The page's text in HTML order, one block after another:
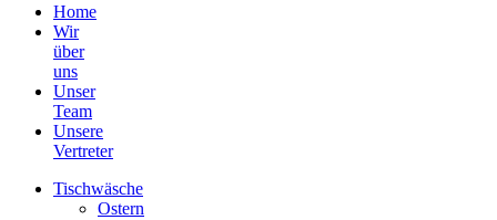
Home
Wir
über
uns
Unser
Team
Unsere
Vertreter
Tischwäsche
Ostern